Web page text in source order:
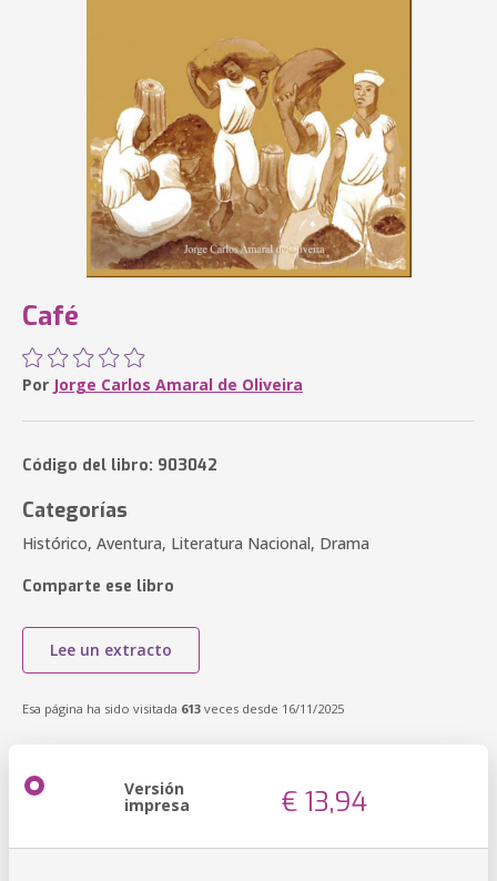
Café
Por Jorge Carlos Amaral de Oliveira
Código del libro: 903042
Categorías
Histórico, Aventura, Literatura Nacional, Drama
Comparte ese libro
Lee un extracto
Esa página ha sido visitada 613 veces desde 16/11/2025
Versión
impresa € 13,94